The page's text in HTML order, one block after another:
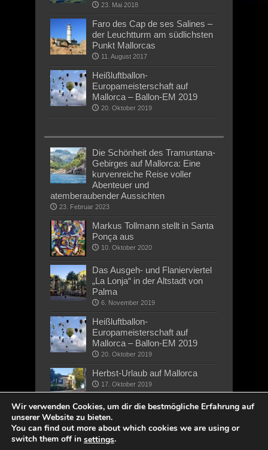
23. Mai 2018
Faro des Cap de ses Salines –
der Leuchtturm am südlichsten
Punkt Mallorcas
11. August 2017
Heißluftballon-
Europameisterschaft auf
Mallorca – Ballon-EM 2019
20. Oktober 2019
Die Schönheit des Tramuntana-
Gebirges auf Mallorca: Eine
kurvenreiche Reise voller
Abenteuer und
atemberaubender Aussichten
23. Februar 2023
Markus Tollmann stellt in Santa
Ponça aus
10. Oktober 2020
Das Ausgeh- und Flanierviertel
„La Lonja“ in der Altstadt von
Palma
6. November 2019
Heißluftballon-
Europameisterschaft auf
Mallorca – Ballon-EM 2019
20. Oktober 2019
Herbst-Urlaub auf Mallorca
17. Oktober 2019
Wir verwenden Cookies, um dir die bestmögliche Erfahrung auf
unserer Website zu bieten.
You can find out more about which cookies we are using or
switch them off in settings.